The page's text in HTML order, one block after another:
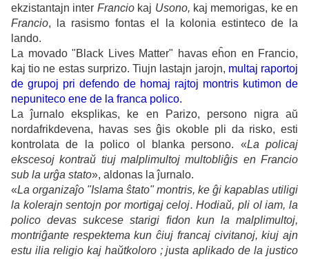
ekzistantajn inter Franciokaj Usono, kaj memorigas, ke en
Francio, la rasismo fontas el la kolonia estinteco de la
lando.
La movado "Black Lives Matter" havas eĥon en Francio,
kaj tio ne estas surprizo. Tiujn lastajn jarojn, multaj raportoj
de grupoj pri defendo de homaj rajtoj montris kutimon de
nepuniteco ene de la franca polico.
La ĵurnalo eksplikas, ke en Parizo, persono nigra aŭ
nordafrikdevena, havas ses ĝis okoble pli da risko, esti
kontrolata de la polico ol blanka persono. «La policaj
ekscesoj kontraŭ tiuj malplimultoj multobliĝis en Francio
sub la urĝa stato», aldonas la ĵurnalo.
«La organizaĵo "Islama ŝtato" montris, ke ĝi kapablas utiligi
la kolerajn sentojn por mortigaj celoj. Hodiaŭ, pli ol iam, la
polico devas sukcese starigi fidon kun la malplimultoj,
montriĝante respektema kun ĉiuj francaj civitanoj, kiuj ajn
estu ilia religio kaj haŭtkoloro ; justa aplikado de la justico